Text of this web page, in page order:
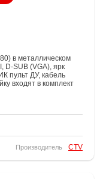
в металлическом
D-SUB (VGA), ярк
пульт ДУ, кабель
входят в комплект
Производитель CTV